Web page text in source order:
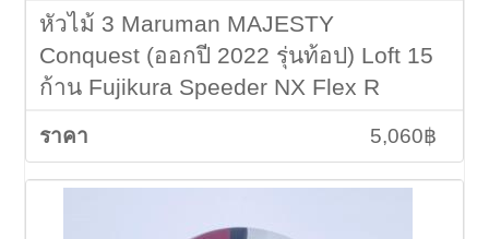
หัวไม้ 3 Maruman MAJESTY
Conquest (ออกปี 2022 รุ่นท้อป) Loft 15
ก้าน Fujikura Speeder NX Flex R
5,060฿